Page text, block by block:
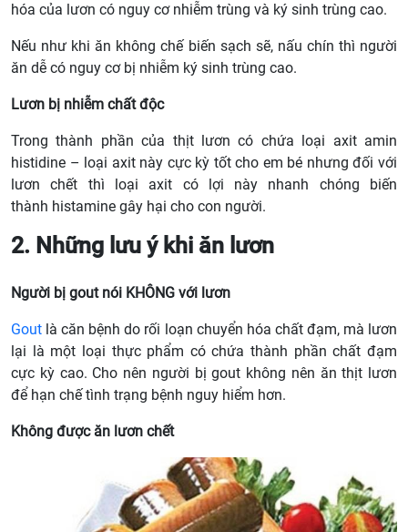
hóa của lươn có nguy cơ nhiễm trùng và ký sinh trùng cao.
Nếu như khi ăn không chế biến sạch sẽ, nấu chín thì người
ăn dễ có nguy cơ bị nhiễm ký sinh trùng cao.
Lươn bị nhiễm chất độc
Trong thành phần của thịt lươn có chứa loại axit amin
histidine – loại axit này cực kỳ tốt cho em bé nhưng đối với
lươn chết thì loại axit có lợi này nhanh chóng biến
thành histamine gây hại cho con người.
2. Những lưu ý khi ăn lươn
Người bị gout nói KHÔNG với lươn
Gout là căn bệnh do rối loạn chuyển hóa chất đạm, mà lươn
lại là một loại thực phẩm có chứa thành phần chất đạm
cực kỳ cao. Cho nên người bị gout không nên ăn thịt lươn
để hạn chế tình trạng bệnh nguy hiểm hơn.
Không được ăn lươn chết